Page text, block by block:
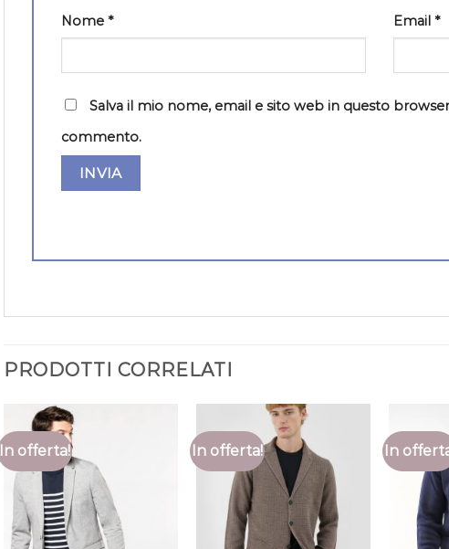
Nome * Email *
Salva il mio nome, email e sito web in questo
commento.
PRODOTTI CORRELATI
In offerta! In offerta! In